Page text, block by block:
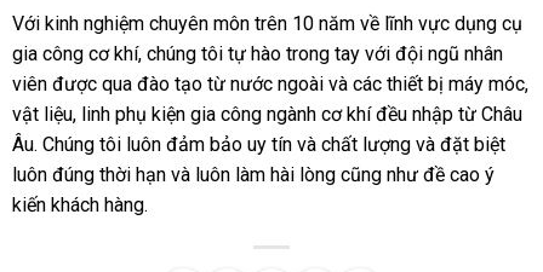
Với kinh nghiệm chuyên môn trên 10 năm về lĩnh vực dụng cụ
gia công cơ khí, chúng tôi tự hào trong tay với đội ngũ nhân
viên được qua đào tạo từ nước ngoài và các thiết bị máy móc,
vật liệu, linh phụ kiện gia công ngành cơ khí đều nhập từ Châu
Âu. Chúng tôi luôn đảm bảo uy tín và chất lượng và đặt biệt
luôn đúng thời hạn và luôn làm hài lòng cũng như đề cao ý
kiến khách hàng.